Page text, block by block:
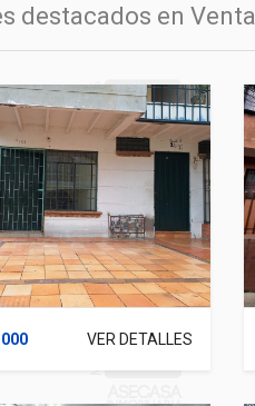
destacados en Venta
VER DETALLES